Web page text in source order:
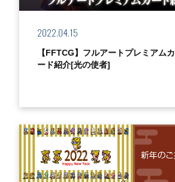
2022.04.15
【FFTCG】フルアートプレミアムカ
ード紹介[光の使者]